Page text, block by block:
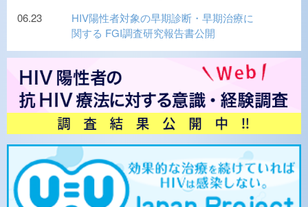
06.23
HIV陽性者対象の早期診断・早期治療に
関する FGI調査研究報告書公開